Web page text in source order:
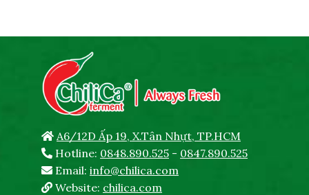
A6/12D Ấp 19, X.Tân Nhựt, TP.HCM
Hotline: 0848.890.525 - 0847.890.525
Email: info@chilica.com
Website: chilica.com